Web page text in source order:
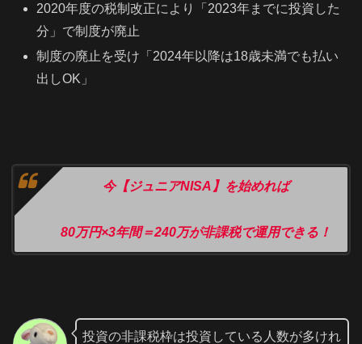
2020年度の税制改正により「2023年までに投資した
分」で制度が廃止
制度の廃止を受け「2024年以降は18歳未満でも払い
出しOK」
今【ジュニアNISA】を始めれば
80万円×3年間＝240万が非課税で運用できる！
投資の非課税枠は投資している人数が多けれ